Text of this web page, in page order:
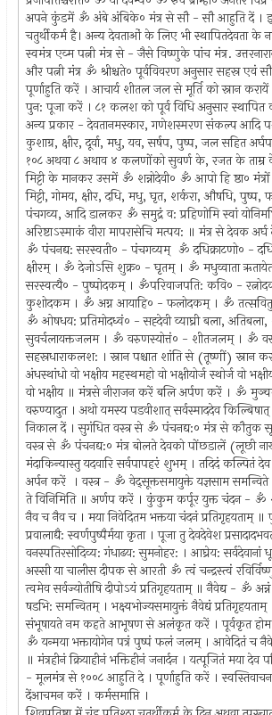
अपने कुंडमें ॐ अंबे अंबिके० मंत्र से सौ - सौ आहुति दें ।
चतुर्थीकर्म है। अन्य देवताओं के लिए भी स्थापितदेवता
स्वमंत्र एव्म पत्नी मंत्र से - जैसे विष्णुके पांच मंत्र.
और पत्नी मंत्र ॐ श्रीश्चते० पूर्वविवरण अनुसार सहस्र एवं
पूर्णाहुति करें । आचार्य शीतल जल से मूर्ति को स्नान करायें
पुन: पूजा करें । ८१ कलश को पूर्व विधि अनुसार स्थापित
अन्य प्रकार - देवतानमस्कार, गणेशस्मरण संकल्प आदि
कुशाग्र, क्षीर, दूर्वा, मधु, यव, सर्षप, पुष्प, जल सहित
१०८ अथवा ८ अथाव ४ कलणोंको सुवर्ण के, रजत के
मिट्टी के मानकर उसमें ॐ शन्नोदेवी० ॐ आपो हि ष्ठा०
मिट्टी, गोमय, क्षीर, दधि, मधु, घृत, शर्करा, औषधि,
पंचगव्य, आदि डालकर ॐ समुद्रं व: प्रहिणोमि स्वां
अरिष्टाऽस्माकं वीरा मापरासेचि मत्पय: ॥ मंत्र से देवक
ॐ पंचनद्य: सरस्वती० - पंचगव्यम्‌ ॐ दधिक्राटणो० -
क्षीरम्‌ । ॐ देजोऽसि शुक्र० - घृतम्‌ । ॐ मधुव्वाता
सरस्वत्यै० - पुष्पोदकम्‌ । ॐपरिवाजपति: कवि० -
कुशोदकम‌ । ॐ अग्न आयाहि० - फलोदकम्‌ । ॐ
ॐ ओषधय: प्रतिमोदध्वं० - सह्देवी व्याघ्री बला,
सुवर्चलायक्तजलम । ॐ वरुणस्योत्तं० - शीतजलम् । ॐ
सहस्रधाराकलश: । स्नान पश्चात शांति से (तूष्णीं) स्नान
अंधस्थांधो वो भक्षीय महस्थमहो वो भक्षीयोर्ज स्थोर्ज वो
वो भक्षीय ॥ मंत्रसे नीराजन करें बलि अर्पण करें । ॐ
वरुण्यादुत । अथो यमस्य पडवीशात्‌ सर्वस्माददेव
निकाल दें । सुगंधित वस्त्र से ॐ पंचनद्य:० मंत्र से कौतुक
वस्त्र से ॐ पंचनद्य:० मंत्र बोलते देवको पोंछडालें
मंदाकिन्यास्तु यदवारि सर्वपापहरं शुभम्‌ । तदिदं कल्पितं देव
अर्पन करें । वस्त्र - ॐ वेद्सूक्तसमायुक्ते यज्ञसाम समन्विते
ते विनिमिति ॥ अर्णप करें । कुंकुम कर्पूर युक्त चंदन - ॐ
नैव च नैव च । मया निवेदितम भक्तया चंदनं प्रतिगृहयताम्‌
प्रवालाद्यै: स्वर्णपुष्पैर्मया कृता । पूजा तु देवदेवेश
वनस्पतिरसोदिव्य: गंधाढय: सुमनोहर: । आघ्रेय: सर्वदेवानां
अस्सी या चालीस दीपक से आरती ॐ त्वं चन्द्रस्त्वं
त्वमेव सर्वज्योतीषि दीपोऽयं प्रतिगृहयताम्‌ ॥ नैवेद्य - ॐ
षडभि: समन्वितम्‌ । भक्ष्यभोज्यसमायुक्तं नैवेद्यं
संभूषायते नम कहते आभूषण से अलंकृत करें । पूर्वकृत होम
ॐ यन्मया भक्तायोगेन पत्रं पुष्पं फलं जलम्‌ । आवेदितं च
॥ मंत्रहीनं क्रियाहीनं भक्तिहीनं जनार्दन । यत्पूजितं मया
- मूलमंत्र से १००८ आहुति दे । पूर्णाहुति करें ।
देंआचमन करें । कर्मसमाप्ति ।